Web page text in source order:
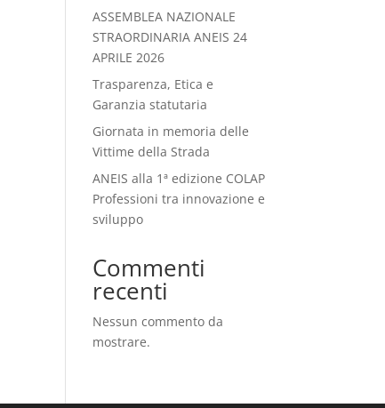
ASSEMBLEA NAZIONALE
STRAORDINARIA ANEIS 24
APRILE 2026
Trasparenza, Etica e
Garanzia statutaria
Giornata in memoria delle
Vittime della Strada
ANEIS alla 1ª edizione COLAP
Professioni tra innovazione e
sviluppo
Commenti
recenti
Nessun commento da
mostrare.